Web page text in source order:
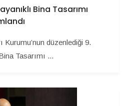
Bina Tasarımı
Kurumu’nun düzenlediği 9.
Tasarımı ...